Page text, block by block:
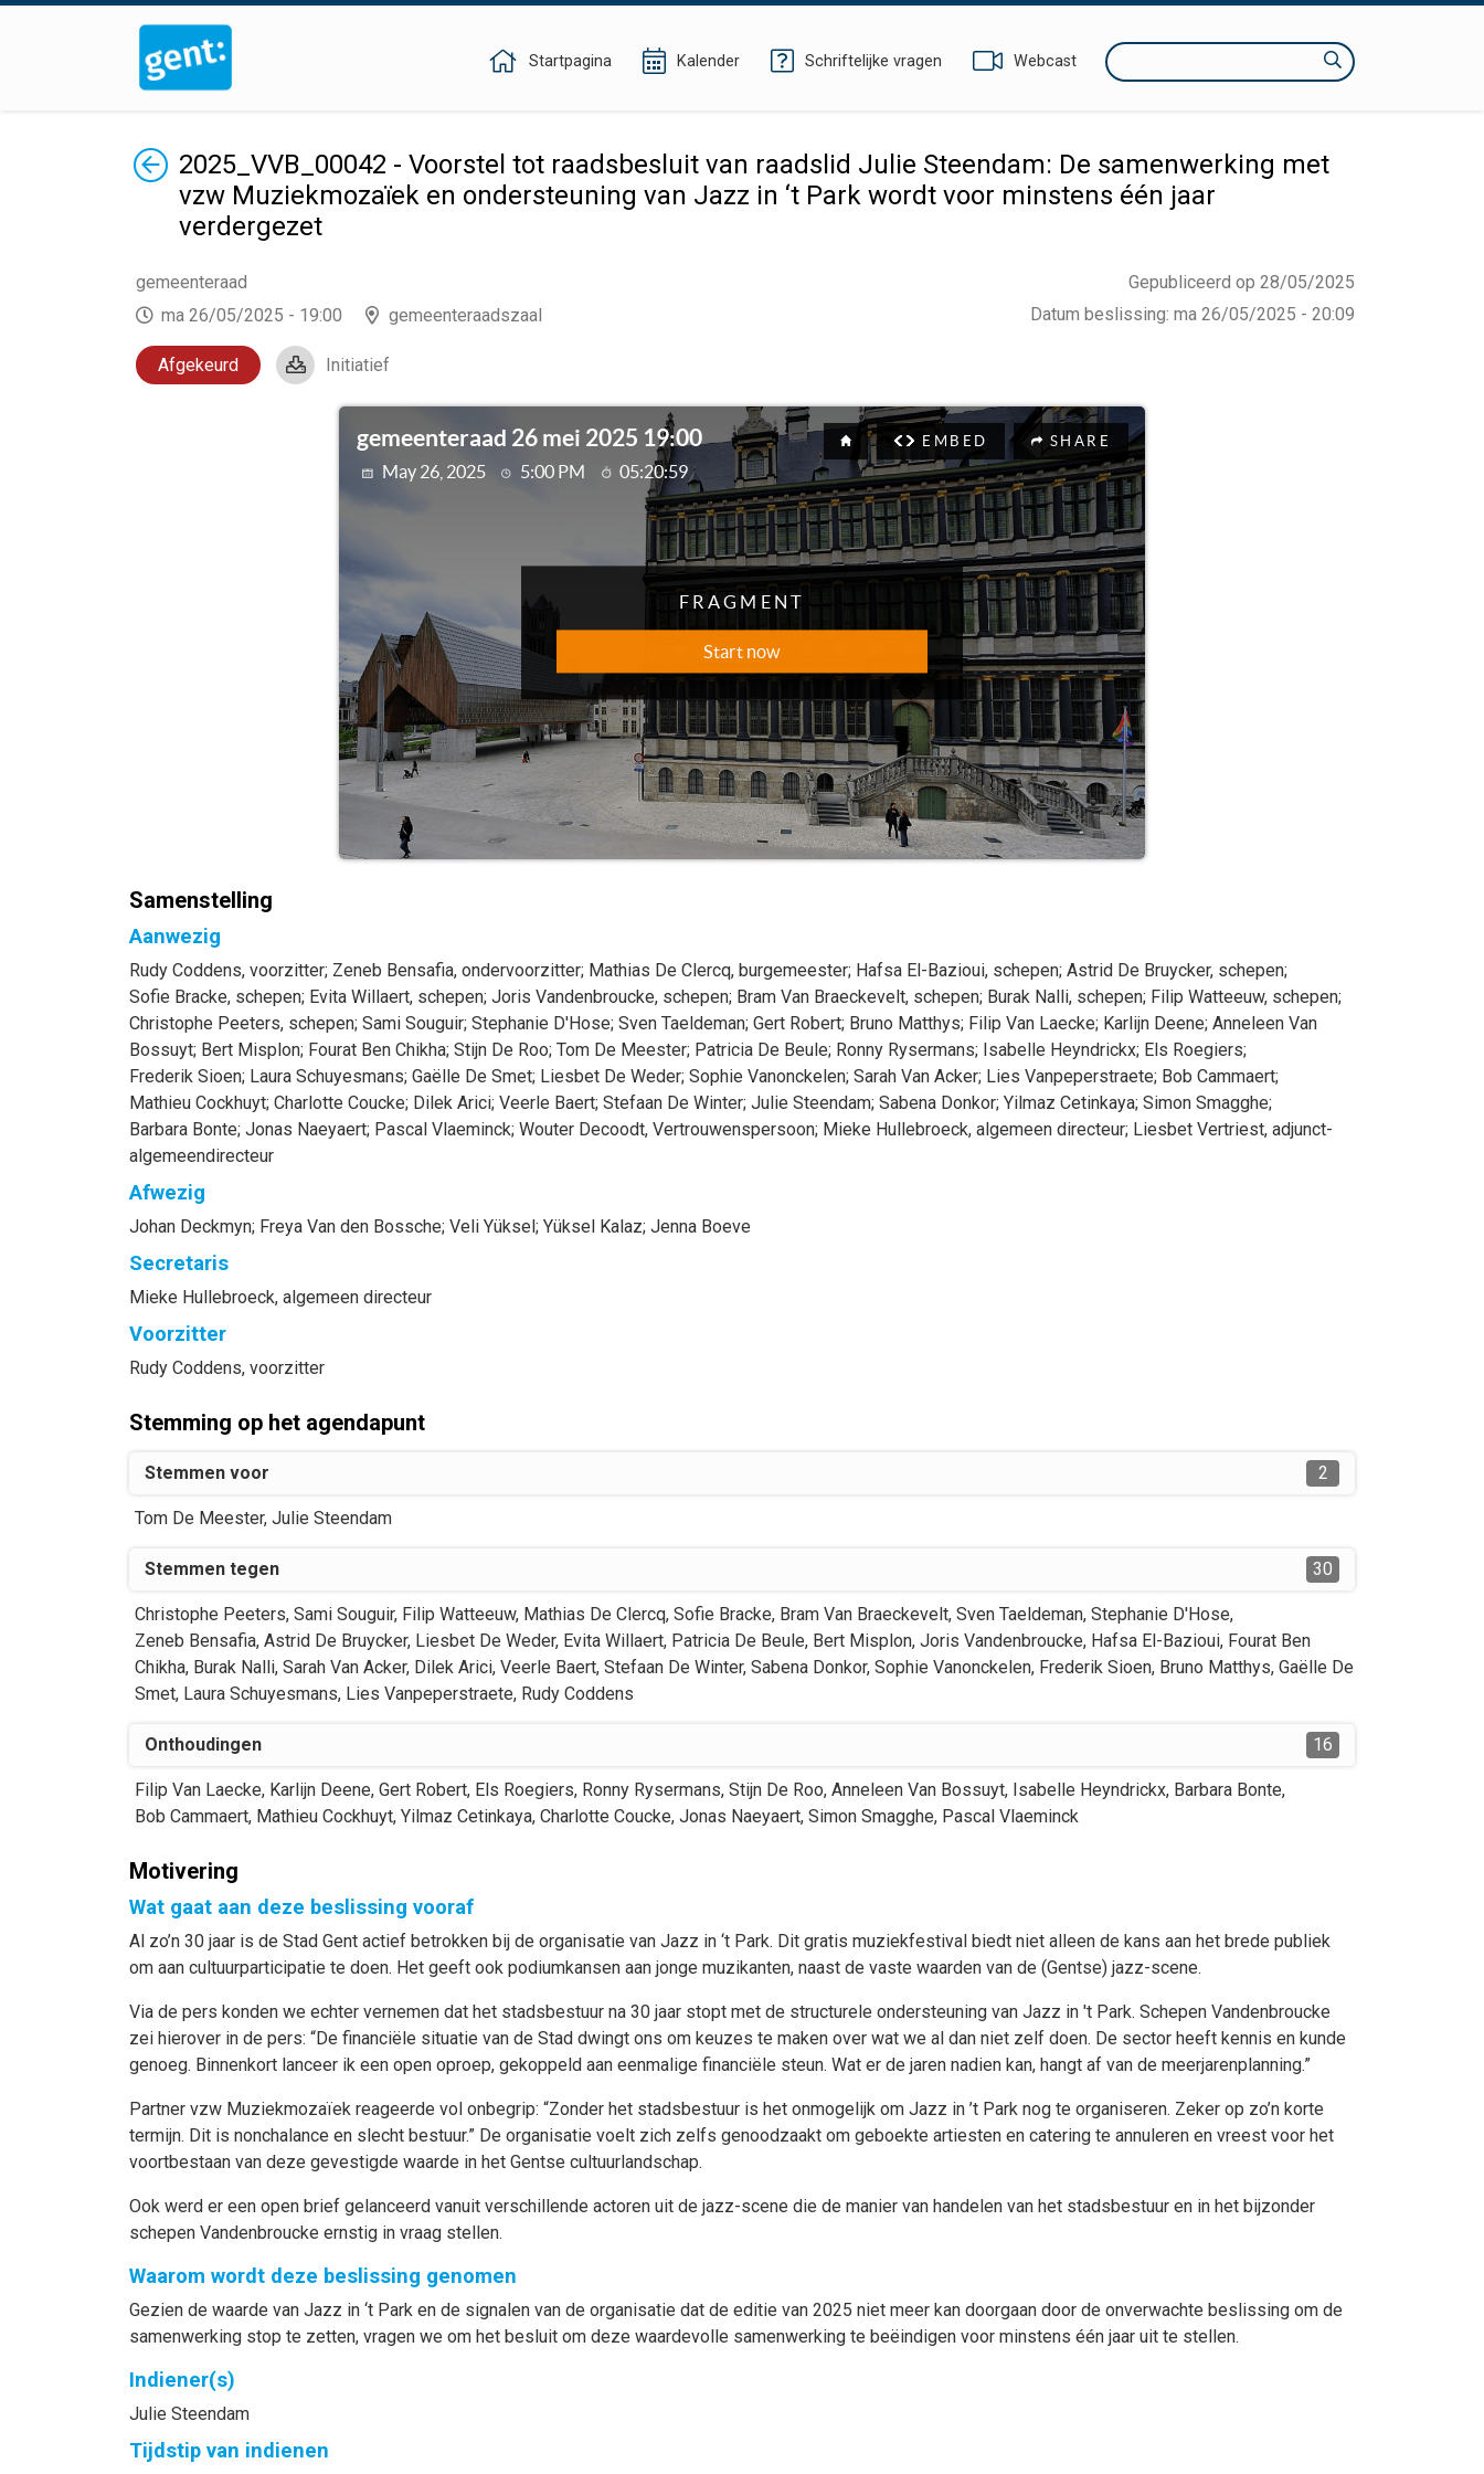
Startpagina Kalender Schriftelijke vragen Webcast Zoeken
Terug2025_VVB_00042 - Voorstel tot raadsbesluit van raadslid Julie Steendam: De samenwerking met
vzw Muziekmozaïek en ondersteuning van Jazz in ‘t Park wordt voor minstens één jaar
verdergezet
Gepubliceerd op 28/05/2025
Datum beslissing: ma 26/05/2025 - 20:09
gemeenteraad
ma 26/05/2025 - 19:00
gemeenteraadszaal
Afgekeurd Initiatief
Samenstelling
Aanwezig
Rudy Coddens, voorzitter; Zeneb Bensafia, ondervoorzitter; Mathias De Clercq, burgemeester; Hafsa El-Bazioui, schepen; Astrid De Bruycker, schepen;
Sofie Bracke, schepen; Evita Willaert, schepen; Joris Vandenbroucke, schepen; Bram Van Braeckevelt, schepen; Burak Nalli, schepen; Filip Watteeuw, schepen;
Christophe Peeters, schepen; Sami Souguir; Stephanie D'Hose; Sven Taeldeman; Gert Robert; Bruno Matthys; Filip Van Laecke; Karlijn Deene; Anneleen Van
Bossuyt; Bert Misplon; Fourat Ben Chikha; Stijn De Roo; Tom De Meester; Patricia De Beule; Ronny Rysermans; Isabelle Heyndrickx; Els Roegiers;
Frederik Sioen; Laura Schuyesmans; Gaëlle De Smet; Liesbet De Weder; Sophie Vanonckelen; Sarah Van Acker; Lies Vanpeperstraete; Bob Cammaert;
Mathieu Cockhuyt; Charlotte Coucke; Dilek Arici; Veerle Baert; Stefaan De Winter; Julie Steendam; Sabena Donkor; Yilmaz Cetinkaya; Simon Smagghe;
Barbara Bonte; Jonas Naeyaert; Pascal Vlaeminck; Wouter Decoodt, Vertrouwenspersoon; Mieke Hullebroeck, algemeen directeur; Liesbet Vertriest, adjunct-
algemeendirecteur
Afwezig
Johan Deckmyn; Freya Van den Bossche; Veli Yüksel; Yüksel Kalaz; Jenna Boeve
Secretaris
Mieke Hullebroeck, algemeen directeur
Voorzitter
Rudy Coddens, voorzitter
Stemming op het agendapunt
Stemmen voor 2
Tom De Meester, Julie Steendam
Stemmen tegen 30
Christophe Peeters, Sami Souguir, Filip Watteeuw, Mathias De Clercq, Sofie Bracke, Bram Van Braeckevelt, Sven Taeldeman, Stephanie D'Hose,
Zeneb Bensafia, Astrid De Bruycker, Liesbet De Weder, Evita Willaert, Patricia De Beule, Bert Misplon, Joris Vandenbroucke, Hafsa El-Bazioui, Fourat Ben
Chikha, Burak Nalli, Sarah Van Acker, Dilek Arici, Veerle Baert, Stefaan De Winter, Sabena Donkor, Sophie Vanonckelen, Frederik Sioen, Bruno Matthys, Gaëlle De
Smet, Laura Schuyesmans, Lies Vanpeperstraete, Rudy Coddens
Onthoudingen 16
Filip Van Laecke, Karlijn Deene, Gert Robert, Els Roegiers, Ronny Rysermans, Stijn De Roo, Anneleen Van Bossuyt, Isabelle Heyndrickx, Barbara Bonte,
Bob Cammaert, Mathieu Cockhuyt, Yilmaz Cetinkaya, Charlotte Coucke, Jonas Naeyaert, Simon Smagghe, Pascal Vlaeminck
Motivering
Wat gaat aan deze beslissing vooraf
Al zo’n 30 jaar is de Stad Gent actief betrokken bij de organisatie van Jazz in ‘t Park. Dit gratis muziekfestival biedt niet alleen de kans aan het brede publiek
om aan cultuurparticipatie te doen. Het geeft ook podiumkansen aan jonge muzikanten, naast de vaste waarden van de (Gentse) jazz-scene.
Via de pers konden we echter vernemen dat het stadsbestuur na 30 jaar stopt met de structurele ondersteuning van Jazz in 't Park. Schepen Vandenbroucke
zei hierover in de pers: “De financiële situatie van de Stad dwingt ons om keuzes te maken over wat we al dan niet zelf doen. De sector heeft kennis en kunde
genoeg. Binnenkort lanceer ik een open oproep, gekoppeld aan eenmalige financiële steun. Wat er de jaren nadien kan, hangt af van de meerjarenplanning.”
Partner vzw Muziekmozaïek reageerde vol onbegrip: “Zonder het stadsbestuur is het onmogelijk om Jazz in ’t Park nog te organiseren. Zeker op zo’n korte
termijn. Dit is nonchalance en slecht bestuur.” De organisatie voelt zich zelfs genoodzaakt om geboekte artiesten en catering te annuleren en vreest voor het
voortbestaan van deze gevestigde waarde in het Gentse cultuurlandschap.
Ook werd er een open brief gelanceerd vanuit verschillende actoren uit de jazz-scene die de manier van handelen van het stadsbestuur en in het bijzonder
schepen Vandenbroucke ernstig in vraag stellen.
Waarom wordt deze beslissing genomen
Gezien de waarde van Jazz in ‘t Park en de signalen van de organisatie dat de editie van 2025 niet meer kan doorgaan door de onverwachte beslissing om de
samenwerking stop te zetten, vragen we om het besluit om deze waardevolle samenwerking te beëindigen voor minstens één jaar uit te stellen.
Indiener(s)
Julie Steendam
Tijdstip van indienen